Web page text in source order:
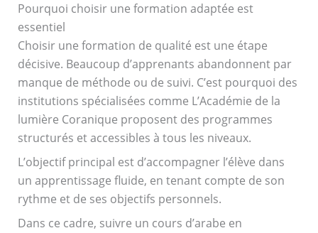
Pourquoi choisir une formation adaptée est
essentiel
Choisir une formation de qualité est une étape
décisive. Beaucoup d’apprenants abandonnent par
manque de méthode ou de suivi. C’est pourquoi des
institutions spécialisées comme L’Académie de la
lumière Coranique proposent des programmes
structurés et accessibles à tous les niveaux.
L’objectif principal est d’accompagner l’élève dans
un apprentissage fluide, en tenant compte de son
rythme et de ses objectifs personnels.
Dans ce cadre, suivre un cours d’arabe en